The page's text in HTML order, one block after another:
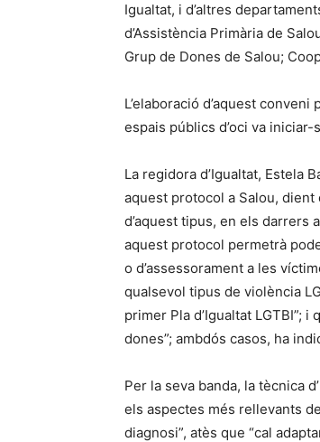
Igualtat, i d’altres
d’Assistència Primària de
Grup de Dones de Salou;
L’elaboració d’aquest
espais públics d’oci va
La regidora d’Igualtat, Estela
aquest protocol a Salou,
d’aquest tipus, en els darrers
aquest protocol permetrà
o d’assessorament a les
qualsevol tipus de violència
primer Pla d’Igualtat LGTBI”;
dones”; ambdós casos, ha
Per la seva banda, la tècnica
els aspectes més rellevants
diagnosi”, atès que “cal